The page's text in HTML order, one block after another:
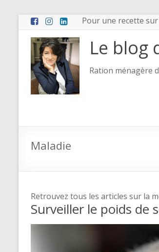
Pour une recette
Le blog
Ration ménagère
Maladie
Retrouvez tous les articles sur la
Surveiller le poids de